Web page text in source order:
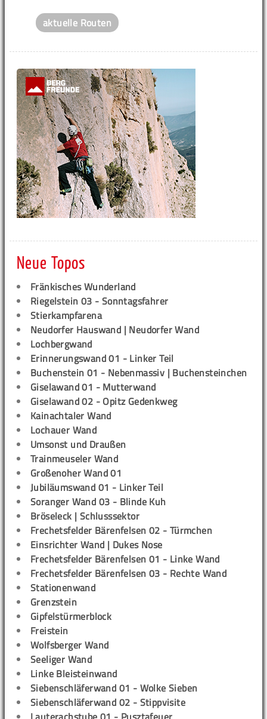
aktuelle Routen
Neue Topos
Fränkisches Wunderland
Riegelstein 03 - Sonntagsfahrer
Stierkampfarena
Neudorfer Hauswand | Neudorfer Wand
Lochbergwand
Erinnerungswand 01 - Linker Teil
Buchenstein 01 - Nebenmassiv | Buchensteinchen
Giselawand 01 - Mutterwand
Giselawand 02 - Opitz Gedenkweg
Kainachtaler Wand
Lochauer Wand
Umsonst und Draußen
Trainmeuseler Wand
Großenoher Wand 01
Jubiläumswand 01 - Linker Teil
Soranger Wand 03 - Blinde Kuh
Bröseleck | Schlusssektor
Frechetsfelder Bärenfelsen 02 - Türmchen
Einsrichter Wand | Dukes Nose
Frechetsfelder Bärenfelsen 01 - Linke Wand
Frechetsfelder Bärenfelsen 03 - Rechte Wand
Stationenwand
Grenzstein
Gipfelstürmerblock
Freistein
Wolfsberger Wand
Seeliger Wand
Linke Bleisteinwand
Siebenschläferwand 01 - Wolke Sieben
Siebenschläferwand 02 - Stippvisite